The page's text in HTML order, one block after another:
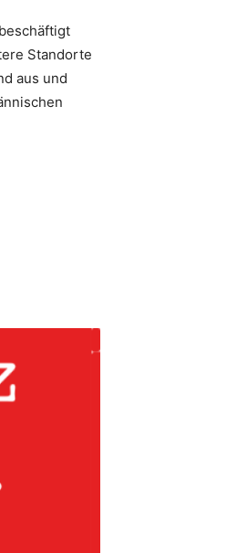
Standorte
aus und